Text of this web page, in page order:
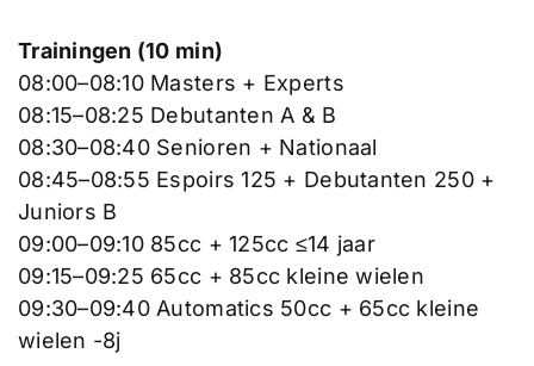
Trainingen (10 min)
08:00–08:10 Masters + Experts
08:15–08:25 Debutanten A & B
08:30–08:40 Senioren + Nationaal
08:45–08:55 Espoirs 125 + Debutanten 250 +
Juniors B
09:00–09:10 85cc + 125cc ≤14 jaar
09:15–09:25 65cc + 85cc kleine wielen
09:30–09:40 Automatics 50cc + 65cc kleine
wielen -8j